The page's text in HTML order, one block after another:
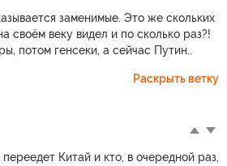
заменимые. Это же скольких
своём веку видел и по сколько раз?!
потом генсеки, а сейчас Путин..
Раскрыть ветку
Китай и кто, в очередной раз,